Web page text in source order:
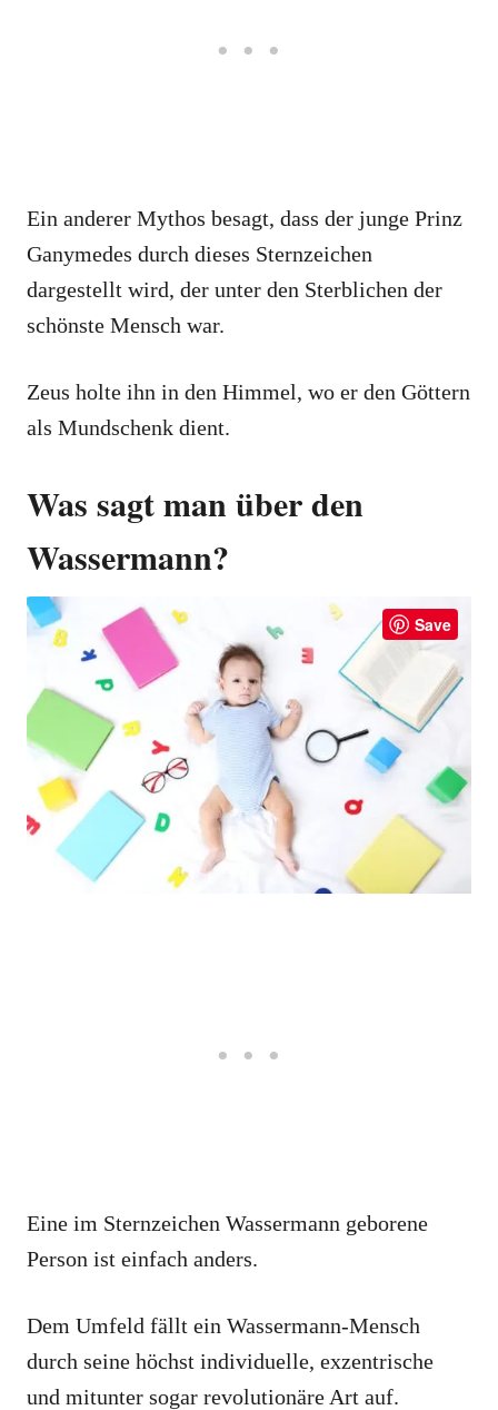
Ein anderer Mythos besagt, dass der junge Prinz
Ganymedes durch dieses Sternzeichen
dargestellt wird, der unter den Sterblichen der
schönste Mensch war.
Zeus holte ihn in den Himmel, wo er den Göttern
als Mundschenk dient.
Was sagt man über den
Wassermann?
Save
Eine im Sternzeichen Wassermann geborene
Person ist einfach anders.
Dem Umfeld fällt ein Wassermann-Mensch
durch seine höchst individuelle, exzentrische
und mitunter sogar revolutionäre Art auf.